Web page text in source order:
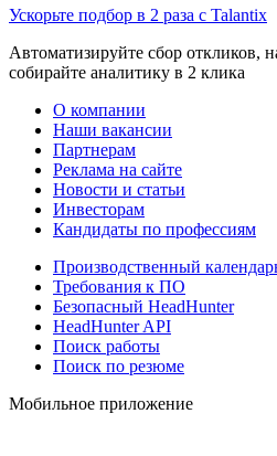
Ускорьте подбор в 2 раза с Talantix
Автоматизируйте сбор откликов,
собирайте аналитику в 2 клика
О компании
Наши вакансии
Партнерам
Реклама на сайте
Новости и статьи
Инвесторам
Кандидаты по профессиям
Производственный
Требования к ПО
Безопасный HeadHunter
HeadHunter API
Поиск работы
Поиск по резюме
Мобильное приложение